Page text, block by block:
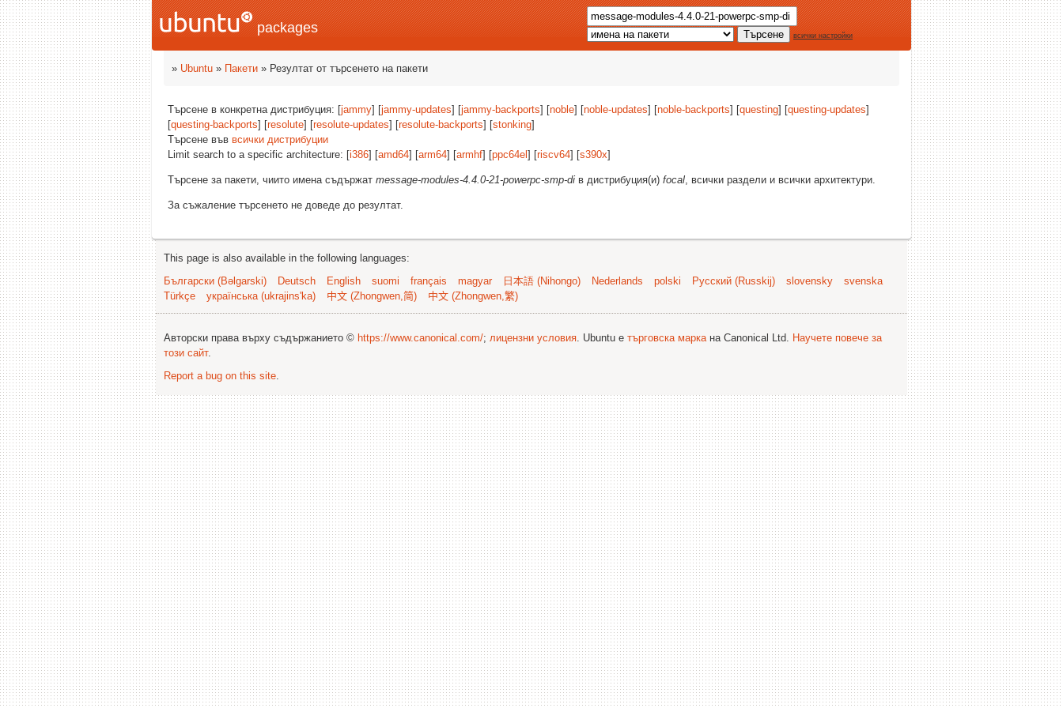
packages всички настройки
» Ubuntu » Пакети » Резултат от търсенето на пакети
Търсене в конкретна дистрибуция: [jammy] [jammy-updates] [jammy-backports] [noble] [noble-updates] [noble-backports] [questing] [questing-updates]
[questing-backports] [resolute] [resolute-updates] [resolute-backports] [stonking]
Търсене във всички дистрибуции
Limit search to a specific architecture: [i386] [amd64] [arm64] [armhf] [ppc64el ] [riscv64] [s390x]
Търсене за пакети, чиито имена съдържат message-modules-4.4.0-21-powerpc-smp-di в дистрибуция(и) focal, всички раздели и всички архитектури.
За съжаление търсенето не доведе до резултат.
This page is also available in the following languages:
Български (Bəlgarski)
Deutsch English suomi français magyar 日本語 (Nihongo) Nederlands polski Русский (Russkij) slovensky
svenska
Türkçe
українська (ukrajins'ka) 中文 (Zhongwen,简) 中文 (Zhongwen,繁)
Авторски права върху съдържанието © https://www.canonical.com/; лицензни условия. Ubuntu е търговска маркана Canonical Ltd. Научете повече за
този сайт.
Report a bug on this site.